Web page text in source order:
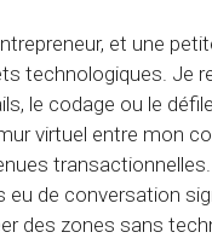
et une
technologiques. Je
le codage ou le
virtuel entre mon
eu de conversation
des zones sans